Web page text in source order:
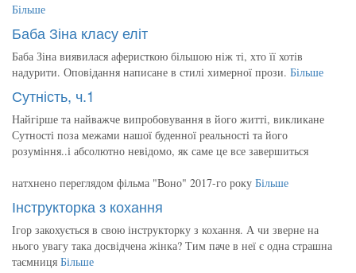
Більше
Баба Зіна класу еліт
Баба Зіна виявилася аферисткою більшою ніж ті, хто її хотів
надурити. Оповідання написане в стилі химерної прози. Більше
Сутність, ч.1
Найгірше та найважче випробовування в його житті, викликане
Сутності поза межами нашої буденної реальності та його
розуміння..і абсолютно невідомо, як саме це все завершиться
натхнено переглядом фільма "Воно" 2017-го року Більше
Інструкторка з кохання
Ігор закохується в свою інструкторку з кохання. А чи зверне на
нього увагу така досвідчена жінка? Тим паче в неї є одна страшна
таємниця Більше